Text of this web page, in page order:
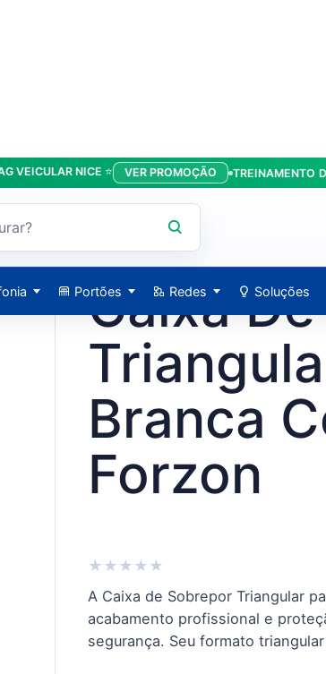
NICE ⭐ VER PROMOÇÃO TREINAMENTO DA
Portões Redes Soluções
Tampa - Forzon
Caixa
Branca
Forzon
★ ★ ★ ★ ★
A Caixa de Sobrepor Triangular
acabamento profissional e
segurança. Seu formato